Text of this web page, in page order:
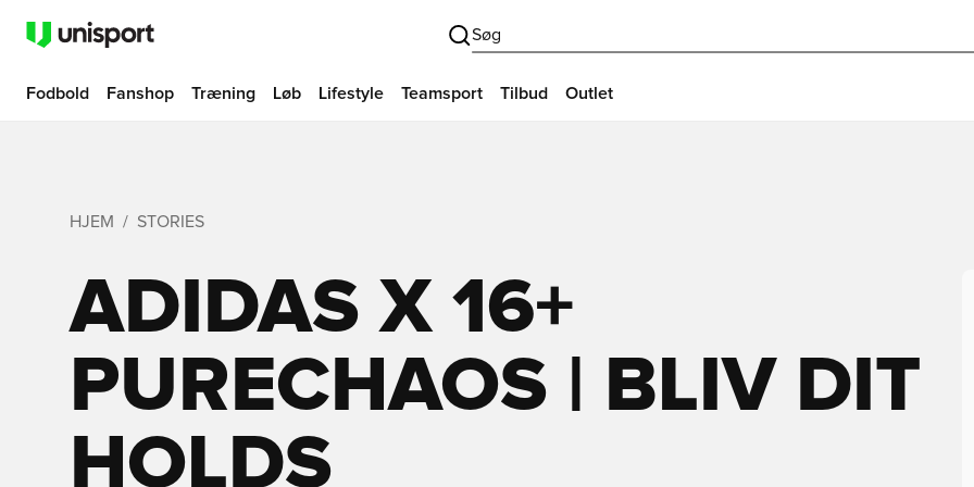
Søg
Fodbold Fanshop Træning Løb Lifestyle Teamsport Tilbud Outlet
HJEM STORIES
ADIDAS X 16+
PURECHAOS | BLIV DIT
HOLDS